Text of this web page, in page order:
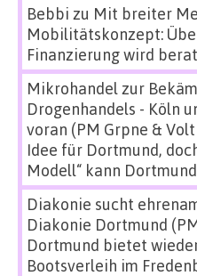
Bebbi zu Mit breiter
Mobilitätskonzept:
Finanzierung wird
Mikrohandel zur
Drogenhandels - Köln
voran (PM Grpne & Volt
Idee für Dortmund,
Modell“ kann
Diakonie sucht
Diakonie Dortmund
Dortmund bietet
Bootsverleih im